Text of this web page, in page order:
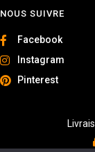
NOUS SUIVRE
Facebook
Instagram
Pinterest